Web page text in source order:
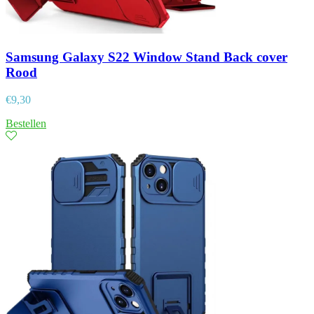
Samsung Galaxy S22 Window Stand Back cover
Rood
€9,30
Bestellen